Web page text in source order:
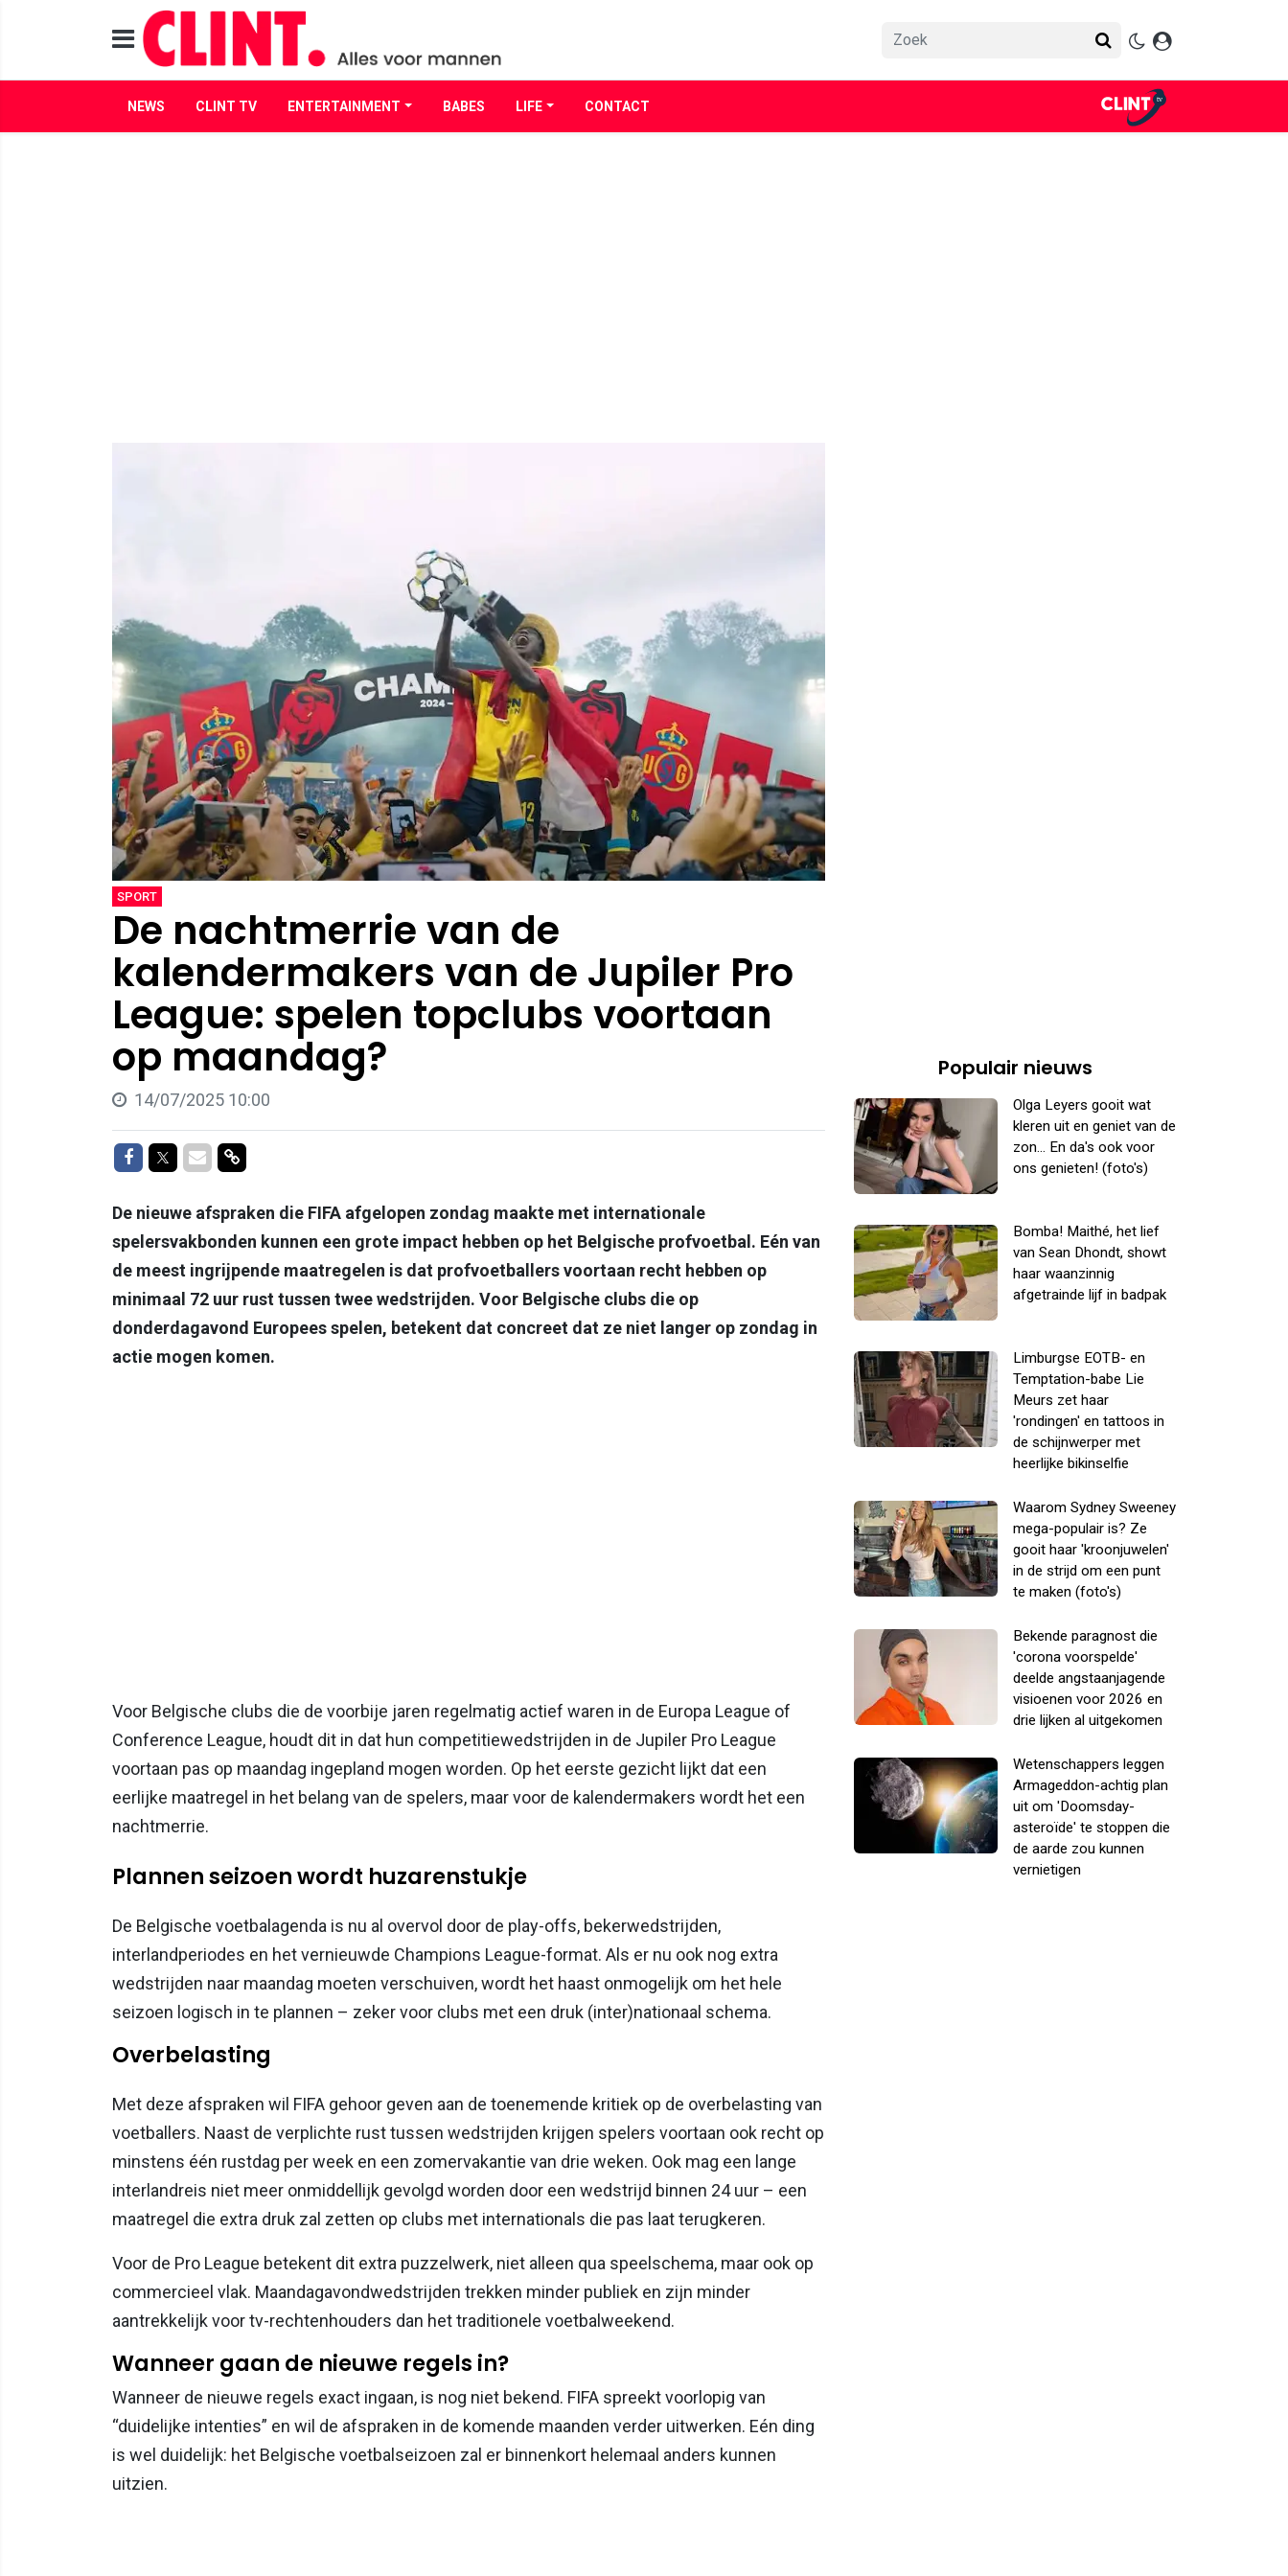
NEWS CLINT TV ENTERTAINMENT BABES LIFE CONTACT
SPORT
De nachtmerrie van de
kalendermakers van de Jupiler Pro
League: spelen topclubs voortaan
op maandag?
14/07/2025 10:00
Delen op Facebook
Delen op Twitter
Delen via Mail
Delen via link
De nieuwe afspraken die FIFA afgelopen zondag maakte met internationale
spelersvakbonden kunnen een grote impact hebben op het Belgische profvoetbal. Eén van
de meest ingrijpende maatregelen is dat profvoetballers voortaan recht hebben op
minimaal 72 uur rust tussen twee wedstrijden. Voor Belgische clubs die op
donderdagavond Europees spelen, betekent dat concreet dat ze niet langer op zondag in
actie mogen komen.
Voor Belgische clubs die de voorbije jaren regelmatig actief waren in de Europa League of
Conference League, houdt dit in dat hun competitiewedstrijden in de Jupiler Pro League
voortaan pas op maandag ingepland mogen worden. Op het eerste gezicht lijkt dat een
eerlijke maatregel in het belang van de spelers, maar voor de kalendermakers wordt het een
nachtmerrie.
Plannen seizoen wordt huzarenstukje
De Belgische voetbalagenda is nu al overvol door de play-offs, bekerwedstrijden,
interlandperiodes en het vernieuwde Champions League-format. Als er nu ook nog extra
wedstrijden naar maandag moeten verschuiven, wordt het haast onmogelijk om het hele
seizoen logisch in te plannen – zeker voor clubs met een druk (inter)nationaal schema.
Overbelasting
Met deze afspraken wil FIFA gehoor geven aan de toenemende kritiek op de overbelasting van
voetballers. Naast de verplichte rust tussen wedstrijden krijgen spelers voortaan ook recht op
minstens één rustdag per week en een zomervakantie van drie weken. Ook mag een lange
interlandreis niet meer onmiddellijk gevolgd worden door een wedstrijd binnen 24 uur – een
maatregel die extra druk zal zetten op clubs met internationals die pas laat terugkeren.
Voor de Pro League betekent dit extra puzzelwerk, niet alleen qua speelschema, maar ook op
commercieel vlak. Maandagavondwedstrijden trekken minder publiek en zijn minder
aantrekkelijk voor tv-rechtenhouders dan het traditionele voetbalweekend.
Wanneer gaan de nieuwe regels in?
Wanneer de nieuwe regels exact ingaan, is nog niet bekend. FIFA spreekt voorlopig van
“duidelijke intenties” en wil de afspraken in de komende maanden verder uitwerken. Eén ding
is wel duidelijk: het Belgische voetbalseizoen zal er binnenkort helemaal anders kunnen
uitzien.
Populair nieuws
Olga Leyers gooit wat
kleren uit en geniet van de
zon... En da's ook voor
ons genieten! (foto's)
Bomba! Maithé, het lief
van Sean Dhondt, showt
haar waanzinnig
afgetrainde lijf in badpak
Limburgse EOTB- en
Temptation-babe Lie
Meurs zet haar
'rondingen' en tattoos in
de schijnwerper met
heerlijke bikinselfie
Waarom Sydney Sweeney
mega-populair is? Ze
gooit haar 'kroonjuwelen'
in de strijd om een punt
te maken (foto's)
Bekende paragnost die
'corona voorspelde'
deelde angstaanjagende
visioenen voor 2026 en
drie lijken al uitgekomen
Wetenschappers leggen
Armageddon-achtig plan
uit om 'Doomsday-
asteroïde' te stoppen die
de aarde zou kunnen
vernietigen